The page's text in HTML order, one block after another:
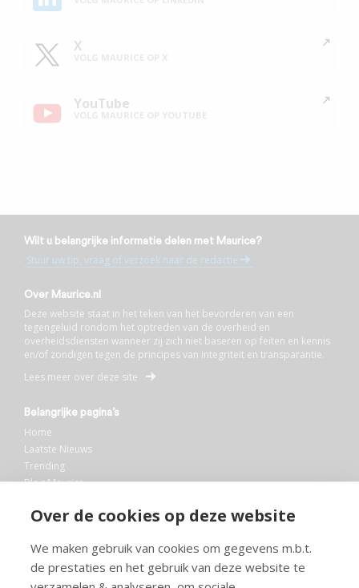
Over de cookies op deze website
We maken gebruik van cookies om gegevens m.b.t.
de prestaties en het gebruik van deze website te
X
YouTube
Wilt u belangrijke informatie delen met Maurice?
Stuur uw tip, vraag of verzoek naar de redactie
Over Maurice.nl
Deze website staat in het teken van het bevorderen van een
tegengeluid rondom het optreden van de overheid en
overheidsdiensten wanneer zij zich niet baseren op feiten en kennis
en/of zondigen tegen de principes van integriteit en transparantie.
Lees meer over deze site
Belangrijke pagina’s
Home
Laatste Nieuws
Trending
Blog Maurice
Bibliotheek
Info en service
FAQ